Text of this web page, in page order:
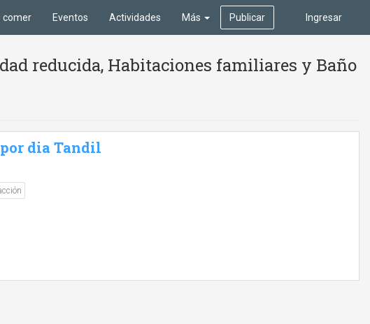
Ingresar
comer Eventos Actividades Más Publicar
reducida, Habitaciones familiares y Baño
dia Tandil